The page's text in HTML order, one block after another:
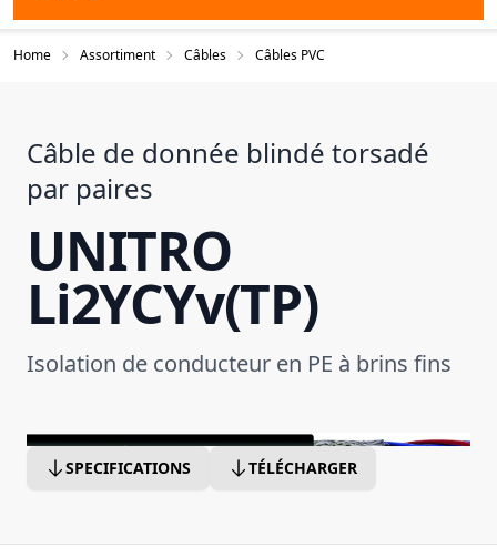
Home Assortiment Câbles Câbles PVC
Câble de donnée blindé torsadé
par paires
UNITRO
Li2YCYv(TP)
Isolation de conducteur en PE à brins fins
SPECIFICATIONS TÉLÉCHARGER